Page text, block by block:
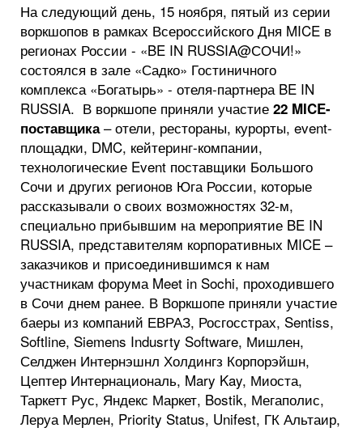
На следующий день, 15 ноября, пятый из серии
воркшопов в рамках Всероссийского Дня MICE в
регионах России - «BE IN RUSSIA@СОЧИ!»
состоялся в зале «Садко» Гостиничного
комплекса «Богатырь» - отеля-партнера BE IN
RUSSIA. В воркшопе приняли участие 22 MICE-
поставщика– отели, рестораны, курорты, event-
площадки, DMC, кейтеринг-компании,
технологические Event поставщики Большого
Сочи и других регионов Юга России, которые
рассказывали о своих возможностях 32-м,
специально прибывшим на мероприятие BE IN
RUSSIA, представителям корпоративных MICE –
заказчиков и присоединившимся к нам
участникам форума Meet in Sochi, проходившего
в Сочи днем ранее. В Воркшопе приняли участие
баеры из компаний ЕВРАЗ, Росгосстрах, Sentiss,
Softline, Siemens Indusrty Software, Мишлен,
Селджен Интернэшнл Холдингз Корпорэйшн,
Цептер Интернациональ, Mary Kay, Миоста,
Таркетт Рус, Яндекс Маркет, Bostik, Мегаполис,
Леруа Мерлен, Priority Status, Unifest, ГК Альтаир,